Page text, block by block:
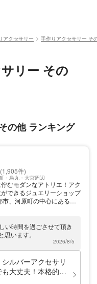
アクセサリー 手作りアクセサリー そ
リー その
の他 ランキング
(1,905件)
・烏丸・大宮周辺
むモダンなアトリエ！アク
できるジュエリーショップ
市、河原町の中心にある
とりさまもカップルの方も
アトリエは木目調でヴィン
、ゆったりお過ごしいただけ
寄りください！
い時間を過ごさせて頂き
います。
2026/8/5
シルバーアクセサリ
大丈夫！本格的な